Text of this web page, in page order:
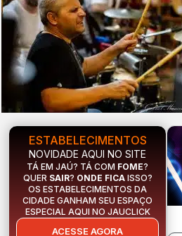
ESTABELECIMENTOS
NOVIDADE AQUI NO SITE
TÁ EM JAÚ? TÁ COM FOME?
QUER SAIR? ONDE FICAISSO?
OS ESTABELECIMENTOS DA
CIDADE GANHAM SEU ESPAÇO
ESPECIAL AQUI NO JAUCLICK
ACESSE AGORA